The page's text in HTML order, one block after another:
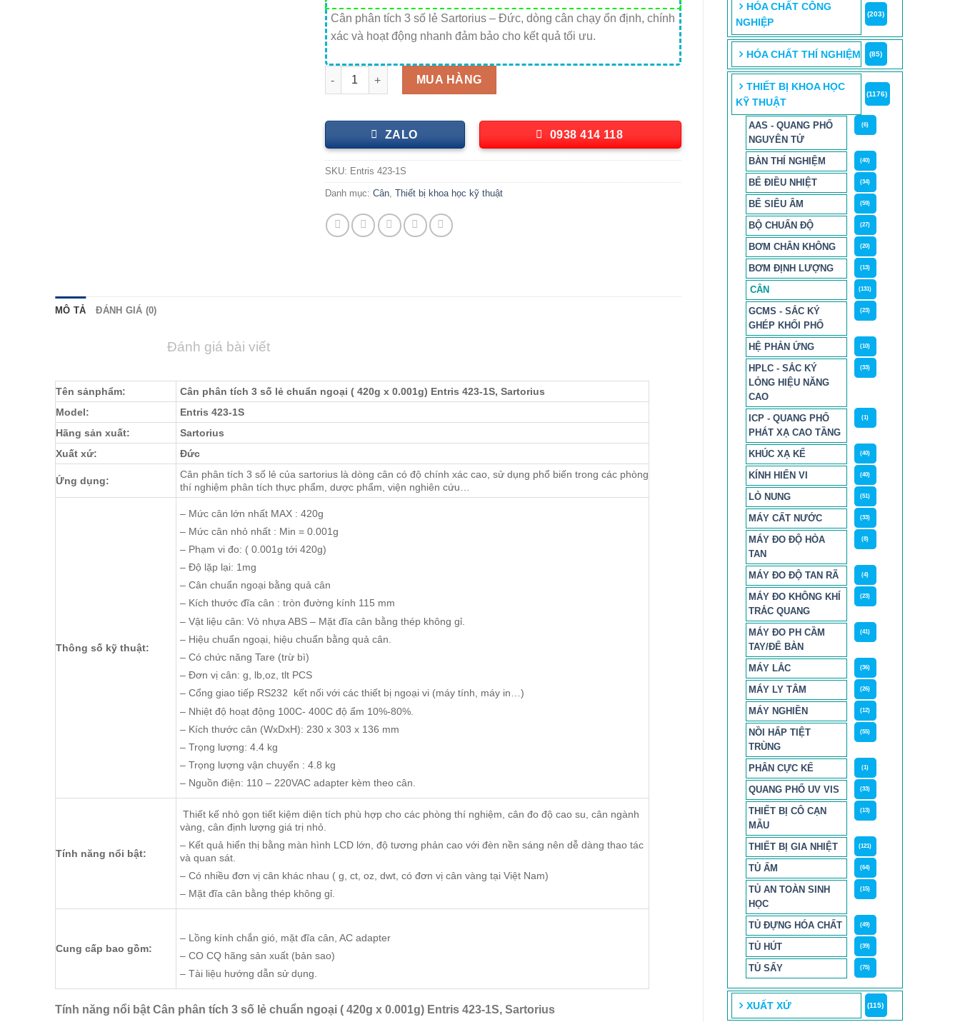
HÓA CHẤT CÔNG
NGHIỆP
(203)
HÓA CHẤT THÍ NGHIỆM (85)
THIẾT BỊ KHOA HỌC
KỸ THUẬT
(1176)
AAS - QUANG PHỔ
NGUYÊN TỬ
(6)
BÀN THÍ NGHIỆM (40)
BỂ ĐIỀU NHIỆT (34)
BỂ SIÊU ÂM (59)
BỘ CHUẨN ĐỘ (27)
BƠM CHÂN KHÔNG (20)
BƠM ĐỊNH LƯỢNG (13)
CÂN (131)
GCMS - SẮC KÝ
GHÉP KHỐI PHỔ
(23)
HỆ PHẢN ỨNG (10)
HPLC - SẮC KÝ
LỎNG HIỆU NĂNG
CAO
(33)
ICP - QUANG PHỔ
PHÁT XẠ CAO TẦNG
(1)
KHÚC XẠ KẾ (40)
KÍNH HIỂN VI (40)
LÒ NUNG (51)
MÁY CẤT NƯỚC (33)
MÁY ĐO ĐỘ HÒA
TAN
(8)
MÁY ĐO ĐỘ TAN RÃ (4)
MÁY ĐO KHÔNG KHÍ
TRẮC QUANG
(23)
MÁY ĐO PH CẦM
TAY/ĐỂ BÀN
(41)
MÁY LẮC (36)
MÁY LY TÂM (26)
MÁY NGHIỀN (12)
NỒI HẤP TIỆT
TRÙNG
(55)
PHÂN CỰC KẾ (1)
QUANG PHỔ UV VIS (33)
THIẾT BỊ CÔ CẠN
MẪU
(13)
THIẾT BỊ GIA NHIỆT (121)
TỦ ẤM (64)
TỦ AN TOÀN SINH
HỌC
(15)
TỦ ĐỰNG HÓA CHẤT (49)
TỦ HÚT (39)
TỦ SẤY (75)
XUẤT XỨ (115)
Cân phân tích 3 số lẻ Sartorius – Đức, dòng cân chạy ổn định, chính
xác và hoạt động nhanh đảm bảo cho kết quả tối ưu.
Cân phân tích 3 số lẻ chuẩn ngoại ( 420g x 0.001g) Entris 423-1S, Sartorius số lượng
MUA HÀNG
ZALO 0938 414 118
SKU: Entris 423-1S
Danh mục: Cân, Thiết bị khoa học kỹ thuật
MÔ TẢ ĐÁNH GIÁ (0)
Đánh giá bài viết
Tên sảnphẩm:
Cân phân tích 3 số lẻ chuẩn ngoại ( 420g x 0.001g) Entris 423-1S, Sartorius
Model:
Entris 423-1S
Hãng sản xuất:
Sartorius
Xuất xứ:
Đức
Ứng dụng:
Cân phân tích 3 số lẻ của sartorius là dòng cân có độ chính xác cao, sử dụng phổ biến trong các phòng
thí nghiệm phân tích thực phẩm, dược phẩm, viện nghiên cứu…
Thông số kỹ thuật:
– Mức cân lớn nhất MAX : 420g
– Mức cân nhỏ nhất : Min = 0.001g
– Phạm vi đo: ( 0.001g tới 420g)
– Độ lặp lại: 1mg
– Cân chuẩn ngoại bằng quả cân
– Kích thước đĩa cân : tròn đường kính 115 mm
– Vật liệu cân: Vỏ nhựa ABS – Mặt đĩa cân bằng thép không gỉ.
– Hiệu chuẩn ngoại, hiệu chuẩn bằng quả cân.
– Có chức năng Tare (trừ bì)
– Đơn vị cân: g, lb,oz, tlt PCS
– Cổng giao tiếp RS232 kết nối với các thiết bị ngoại vi (máy tính, máy in…)
– Nhiệt độ hoạt động 100C- 400C độ ẩm 10%-80%.
– Kích thước cân (WxDxH): 230 x 303 x 136 mm
– Trọng lượng: 4.4 kg
– Trọng lượng vận chuyển : 4.8 kg
– Nguồn điện: 110 – 220VAC adapter kèm theo cân.
Tính năng nổi bật:
Thiết kế nhỏ gọn tiết kiệm diện tích phù hợp cho các phòng thí nghiệm, cân đo độ cao su, cân ngành
vàng, cân định lượng giá trị nhỏ.
– Kết quả hiển thị bằng màn hình LCD lớn, độ tương phản cao với đèn nền sáng nên dễ dàng thao tác
và quan sát.
– Có nhiều đơn vị cân khác nhau ( g, ct, oz, dwt, có đơn vị cân vàng tại Việt Nam)
– Mặt đĩa cân bằng thép không gỉ.
Cung cấp bao gồm:
– Lồng kính chắn gió, mặt đĩa cân, AC adapter
– CO CQ hãng sản xuất (bản sao)
– Tài liệu hướng dẫn sử dụng.
Tính năng nổi bật Cân phân tích 3 số lẻ chuẩn ngoại ( 420g x 0.001g) Entris 423-1S, Sartorius